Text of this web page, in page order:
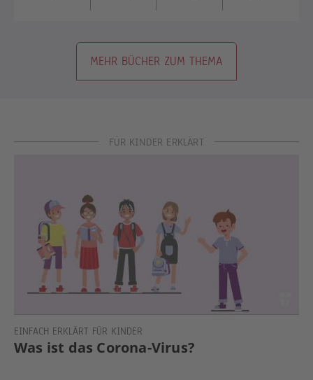
MEHR BÜCHER ZUM THEMA
FÜR KINDER ERKLÄRT
Was ist das Corona-Virus?
EINFACH ERKLÄRT FÜR KINDER